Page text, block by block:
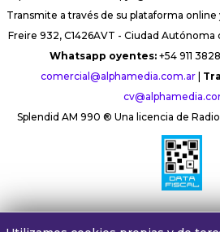
Transmite a través de su plataforma
Freire 932, C1426AVT - Ciudad
Whatsapp oyentes: +54 911
comercial@alphamedia.com.ar|
Splendid AM 990 ® Una licencia de